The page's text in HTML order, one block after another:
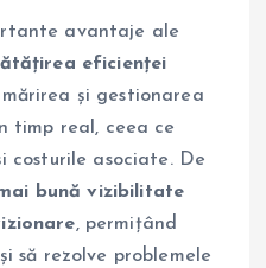
avantaje ale
eficienței
și gestionarea
timp real, ceea ce
costurile asociate. De
bună vizibilitate
, permițând
să rezolve problemele